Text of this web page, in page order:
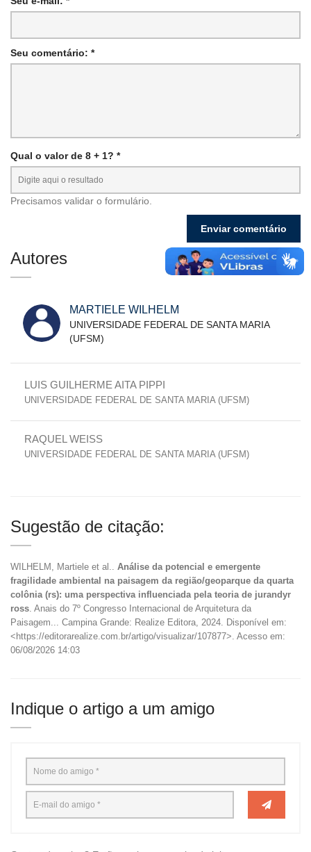
Seu comentário: *
Qual o valor de 8 + 1? *
Precisamos validar o formulário.
Autores
MARTIELE WILHELM
UNIVERSIDADE FEDERAL DE SANTA MARIA
(UFSM)
LUIS GUILHERME AITA PIPPI
UNIVERSIDADE FEDERAL DE SANTA MARIA (UFSM)
RAQUEL WEISS
UNIVERSIDADE FEDERAL DE SANTA MARIA (UFSM)
Sugestão de citação:
WILHELM, Martiele et al.. Análise da potencial e emergente
fragilidade ambiental na paisagem da região/geoparque da quarta
colônia (rs): uma perspectiva influenciada pela teoria de jurandyr
ross . Anais do 7º Congresso Internacional de Arquitetura da
Paisagem... Campina Grande: Realize Editora, 2024. Disponível em:
<https://editorarealize.com.br/artigo/visualizar/107877>. Acesso em:
06/08/2026 14:03
Indique o artigo a um amigo